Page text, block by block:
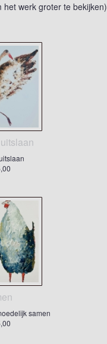
het werk groter te bekijken)
samen